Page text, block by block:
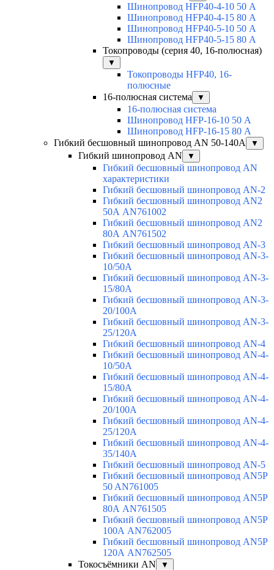
Шинопровод HFP40-4-10 50 А
Шинопровод HFP40-4-15 80 А
Шинопровод HFP40-5-10 50 А
Шинопровод HFP40-5-15 80 А
Токопроводы (серия 40, 16-полюсная)
▼
Токопроводы HFP40, 16-
полюсные
16-полюсная система
▼
16-полюсная система
Шинопровод HFP-16-10 50 А
Шинопровод HFP-16-15 80 А
Гибкий бесшовный шинопровод AN 50-140А
▼
Гибкий шинопровод AN ▼
Гибкий бесшовный шинопровод AN
характеристики
Гибкий бесшовный шинопровод AN-2
Гибкий бесшовный шинопровод AN2
50А AN761002
Гибкий бесшовный шинопровод AN2
80А AN761502
Гибкий бесшовный шинопровод AN-3
Гибкий бесшовный шинопровод AN-3-
10/50A
Гибкий бесшовный шинопровод AN-3-
15/80A
Гибкий бесшовный шинопровод AN-3-
20/100A
Гибкий бесшовный шинопровод AN-3-
25/120A
Гибкий бесшовный шинопровод AN-4
Гибкий бесшовный шинопровод AN-4-
10/50A
Гибкий бесшовный шинопровод AN-4-
15/80A
Гибкий бесшовный шинопровод AN-4-
20/100A
Гибкий бесшовный шинопровод AN-4-
25/120A
Гибкий бесшовный шинопровод AN-4-
35/140A
Гибкий бесшовный шинопровод AN-5
Гибкий бесшовный шинопровод AN5P
50 AN761005
Гибкий бесшовный шинопровод AN5P
80А AN761505
Гибкий бесшовный шинопровод AN5P
100А AN762005
Гибкий бесшовный шинопровод AN5P
120А AN762505
Токосъёмники AN
▼